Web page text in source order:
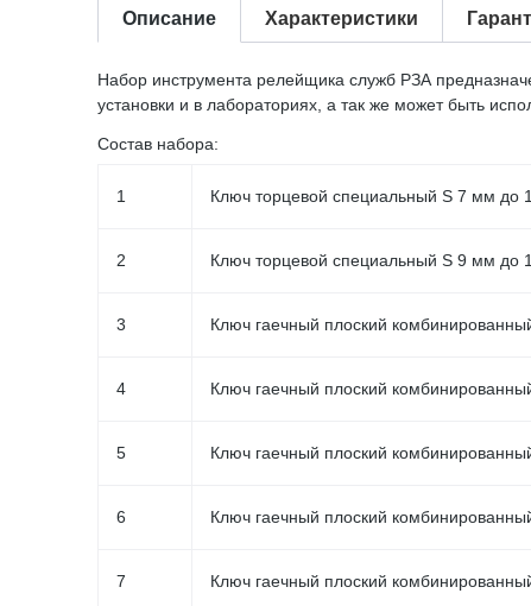
Описание Характеристики
Набор инструмента релейщика служб РЗА
установки и в лабораториях, а так же может быть
Состав набора:
1 Ключ торцевой специальный S 7 мм до
2 Ключ торцевой специальный S 9 мм до
3 Ключ гаечный плоский
4 Ключ гаечный плоский
5 Ключ гаечный плоский
6 Ключ гаечный плоский
7 Ключ гаечный плоский